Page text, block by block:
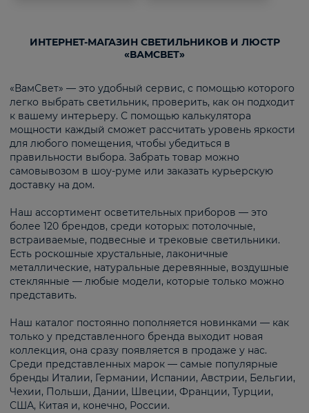
ИНТЕРНЕТ-МАГАЗИН СВЕТИЛЬНИКОВ И ЛЮСТР
«ВАМСВЕТ»
«ВамСвет» — это удобный сервис, с помощью которого
легко выбрать светильник, проверить, как он подходит
к вашему интерьеру. С помощью калькулятора
мощности каждый сможет рассчитать уровень яркости
для любого помещения, чтобы убедиться в
правильности выбора. Забрать товар можно
самовывозом в шоу-руме или заказать курьерскую
доставку на дом.
Наш ассортимент осветительных приборов — это
более 120 брендов, среди которых: потолочные,
встраиваемые, подвесные и трековые светильники.
Есть роскошные хрустальные, лаконичные
металлические, натуральные деревянные, воздушные
стеклянные — любые модели, которые только можно
представить.
Наш каталог постоянно пополняется новинками — как
только у представленного бренда выходит новая
коллекция, она сразу появляется в продаже у нас.
Среди представленных марок — самые популярные
бренды Италии, Германии, Испании, Австрии, Бельгии,
Чехии, Польши, Дании, Швеции, Франции, Турции,
США, Китая и, конечно, России.